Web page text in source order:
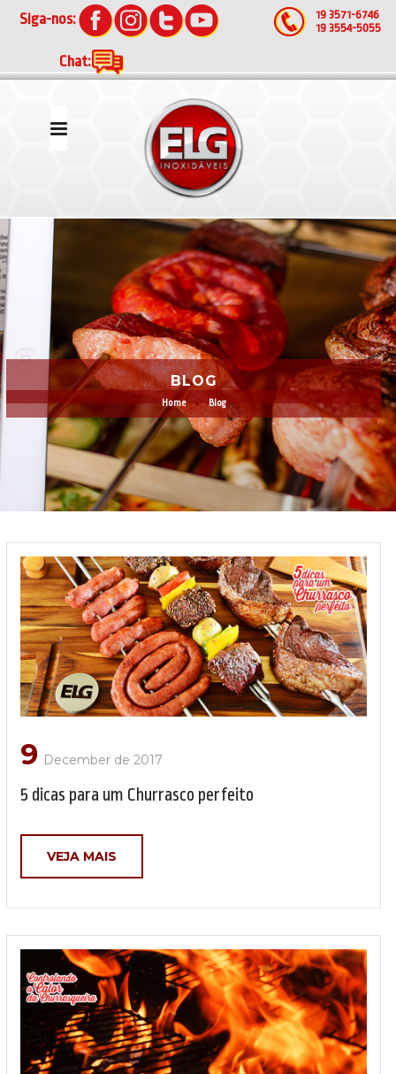
Siga-nos:
19 3571-6746
19 3554-5055
Chat:
BLOG
Home Blog
9 December de 2017
5 dicas para um Churrasco perfeito
VEJA MAIS